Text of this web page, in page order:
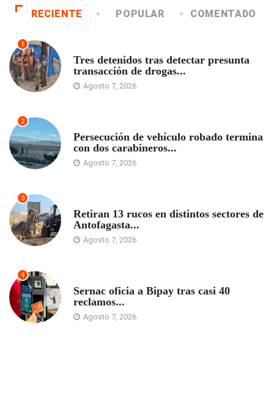
RECIENTE POPULAR COMENTADO
1
Tres detenidos tras detectar presunta
transacción de drogas...
Agosto 7, 2026
2
Persecución de vehículo robado termina
con dos carabineros...
Agosto 7, 2026
3
Retiran 13 rucos en distintos sectores de
Antofagasta...
Agosto 7, 2026
4
Sernac oficia a Bipay tras casi 40
reclamos...
Agosto 7, 2026